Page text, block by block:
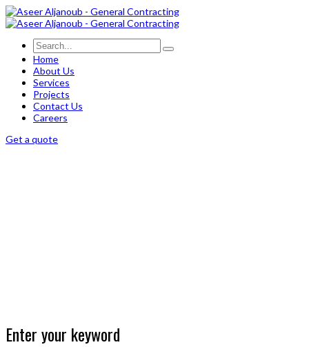
Home
About Us
Services
Projects
Contact Us
Careers
Get a quote
Enter your keyword